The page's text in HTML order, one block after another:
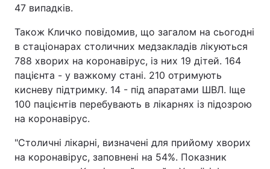
47 випадків.
Також Кличко повідомив, що загалом на сьогодні
в стаціонарах столичних медзакладів лікуються
788 хворих на коронавірус, із них 19 дітей. 164
пацієнта - у важкому стані. 210 отримують
кисневу підтримку. 14 - під апаратами ШВЛ. Іще
100 пацієнтів перебувають в лікарнях із підозрою
на коронавірус.
"Столичні лікарні, визначені для прийому хворих
на коронавірус, заповнені на 54%. Показник